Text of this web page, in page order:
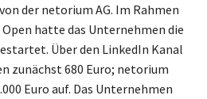
der netorium AG. Im Rahmen
hatte das Unternehmen die
Über den LinkedIn Kanal
zunächst 680 Euro; netorium
Euro auf. Das Unternehmen